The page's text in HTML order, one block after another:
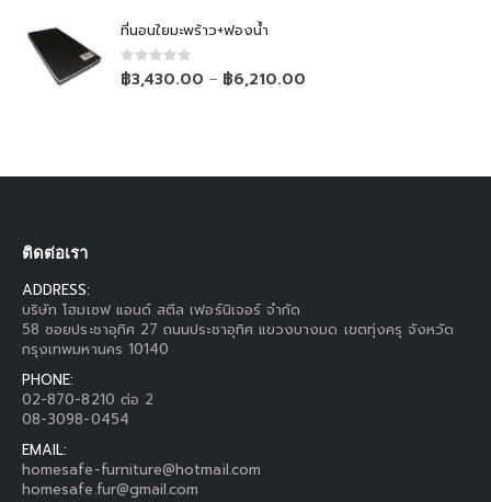
ที่นอนใยมะพร้าว+ฟองน้ำ
0out of 5
฿3,430.00 – ฿6,210.00
ติดต่อเรา
ADDRESS:
บริษัท โฮมเซฟ แอนด์ สตีล เฟอร์นิเจอร์ จำกัด
58 ซอยประชาอุทิศ 27 ถนนประชาอุทิศ แขวงบางมด เขตทุ่งครุ จังหวัด
กรุงเทพมหานคร 10140
PHONE:
02-870-8210 ต่อ 2
08-3098-0454
EMAIL:
homesafe-furniture@hotmail.com
homesafe.fur@gmail.com